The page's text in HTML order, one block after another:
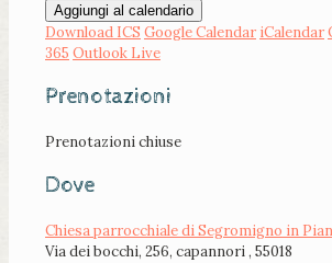
Aggiungi al calendario
Download ICS Google Calendar iCalendar
365 Outlook Live
Prenotazioni
Prenotazioni chiuse
Dove
Chiesa parrocchiale di Segromigno in
Via dei bocchi, 256, capannori , 55018